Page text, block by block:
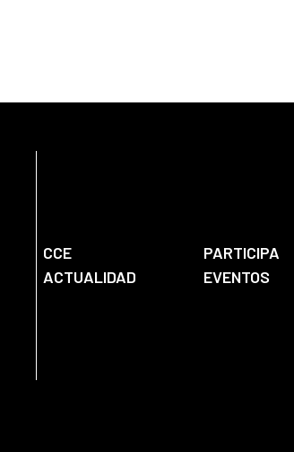
CCE PARTICIPA
ACTUALIDAD
EVENTOS